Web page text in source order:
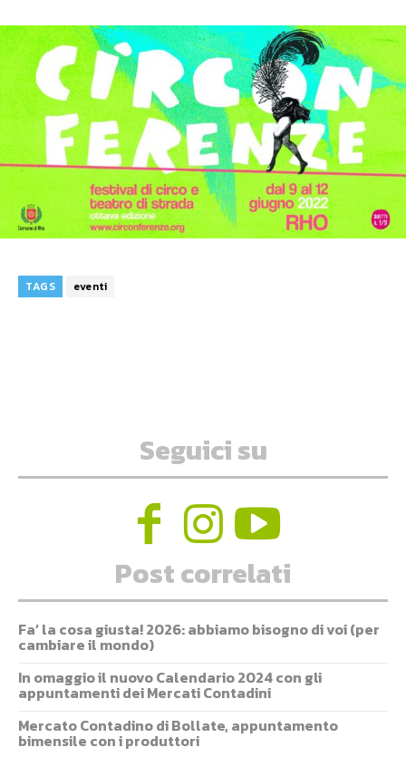
TAGS eventi
Seguici su
Post correlati
Fa’ la cosa giusta! 2026: abbiamo bisogno di voi (per
cambiare il mondo)
In omaggio il nuovo Calendario 2024 con gli
appuntamenti dei Mercati Contadini
Mercato Contadino di Bollate, appuntamento
bimensile con i produttori